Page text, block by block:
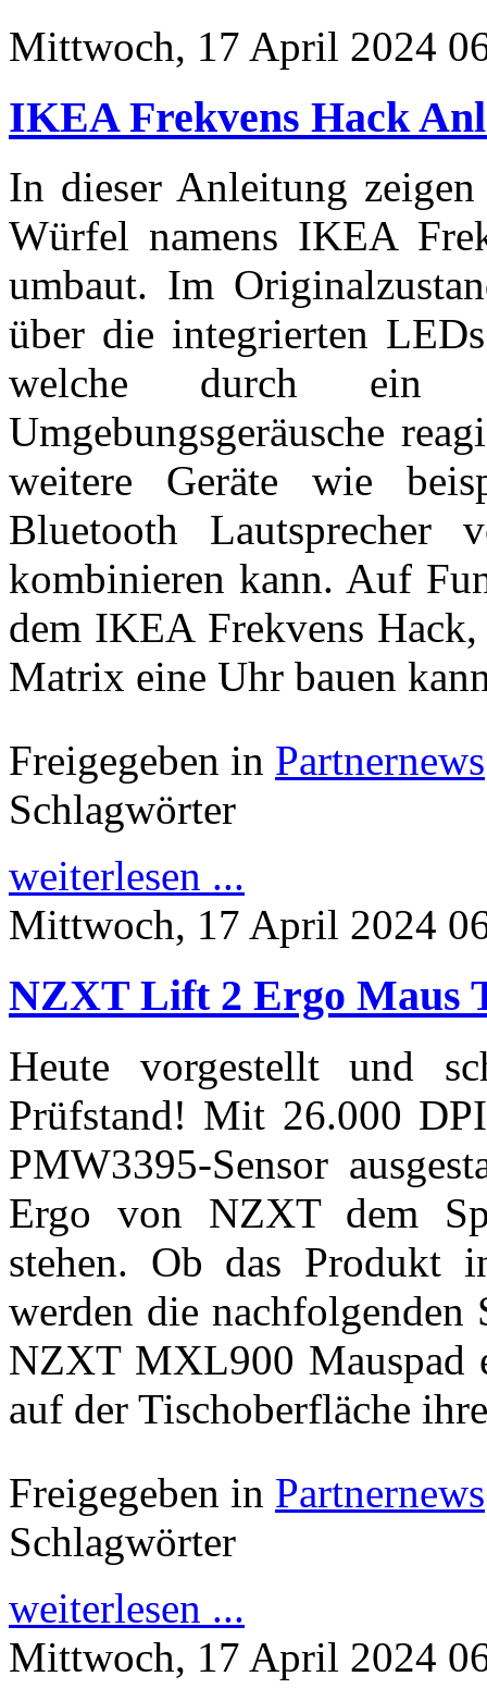
Mittwoch, 17 April 2024
IKEA Frekvens Hack
In dieser Anleitung
Würfel namens IKEA
umbaut. Im
über die integrierten
welche durch ein
Umgebungsgeräusche
weitere Geräte wie
Bluetooth
kombinieren kann. Auf
dem IKEA Frekvens
Matrix eine Uhr bauen
Freigegeben in Partnernews
Schlagwörter
weiterlesen ...
Mittwoch, 17 April 2024
NZXT Lift 2 Ergo Maus
Heute vorgestellt und
Prüfstand! Mit 26.000
PMW3395-Sensor
Ergo von NZXT dem
stehen. Ob das Produkt
werden die nachfolgenden
NZXT MXL900 Mauspad
auf der Tischoberfläche
Freigegeben in Partnernews
Schlagwörter
weiterlesen ...
Mittwoch, 17 April 2024